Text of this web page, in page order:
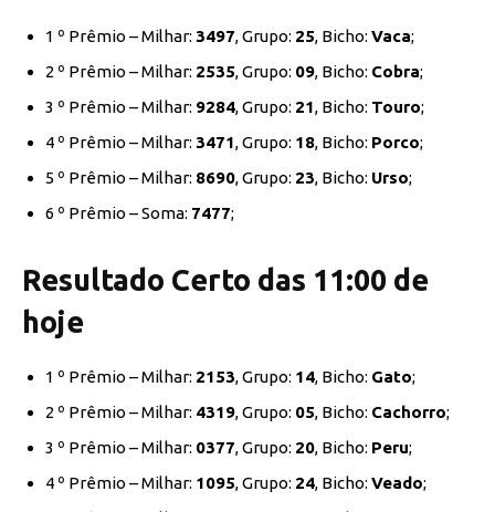
1 º Prêmio – Milhar: 3497, Grupo: 25, Bicho: Vaca;
2 º Prêmio – Milhar: 2535, Grupo: 09, Bicho: Cobra;
3 º Prêmio – Milhar: 9284, Grupo: 21, Bicho: Touro;
4 º Prêmio – Milhar: 3471, Grupo: 18, Bicho: Porco;
5 º Prêmio – Milhar: 8690, Grupo: 23, Bicho: Urso;
6 º Prêmio – Soma: 7477;
Resultado Certo das 11:00 de
hoje
1 º Prêmio – Milhar: 2153, Grupo: 14, Bicho: Gato;
2 º Prêmio – Milhar: 4319, Grupo: 05, Bicho: Cachorro;
3 º Prêmio – Milhar: 0377, Grupo: 20, Bicho: Peru;
4 º Prêmio – Milhar: 1095, Grupo: 24, Bicho: Veado;